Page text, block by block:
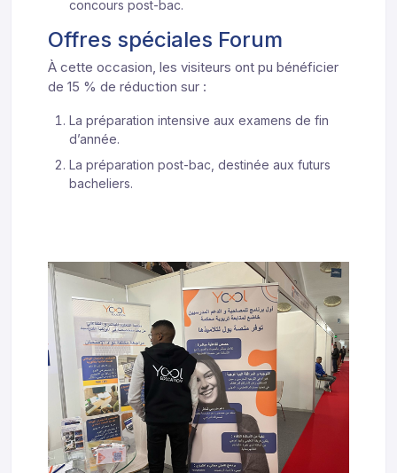
concours post-bac.
Offres spéciales Forum
À cette occasion, les visiteurs ont pu bénéficier
de 15 % de réduction sur :
La préparation intensive aux examens de fin
d’année.
La préparation post-bac, destinée aux futurs
bacheliers.